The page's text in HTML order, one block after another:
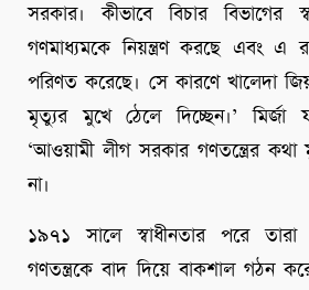
সরকার। কীভাবে বিচার বিভাগের
গণমাধ্যমকে নিয়ন্ত্রণ করছে এবং এ
পরিণত করেছে। সে কারণে খালেদা
মৃত্যুর মুখে ঠেলে দিচ্ছেন।’
‘আওয়ামী লীগ সরকার গণতন্ত্রের কথা
না।
১৯৭১ সালে স্বাধীনতার পরে
গণতন্ত্রকে বাদ দিয়ে বাকশাল গঠন করে